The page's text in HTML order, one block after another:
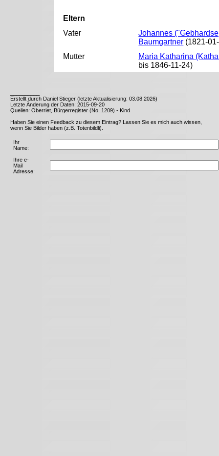
Eltern
Vater
Johannes
Baumgartner (1821-
Mutter
Maria Katharina
bis 1846-11-24)
Erstellt durch Daniel Stieger (letzte Aktualisierung: 03.08.2026)
Letzte Änderung der Daten: 2015-09-20
Quellen: Oberriet, Bürgerregister (No. 1209) - Kind
Haben Sie einen Feedback zu diesem Eintrag? Lassen Sie es mich auch wissen,
wenn Sie Bilder haben (z.B. Totenbildli).
Ihr
Name:
Ihre e-
Mail
Adresse: